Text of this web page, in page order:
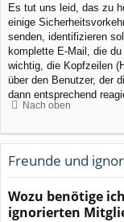
Es tut uns leid, das zu
einige
senden, identifizieren
komplette E-Mail, die
wichtig, die Kopfzeilen
über den Benutzer, der
dann entsprechend
Nach oben
Freunde und
Wozu benötige
ignorierten